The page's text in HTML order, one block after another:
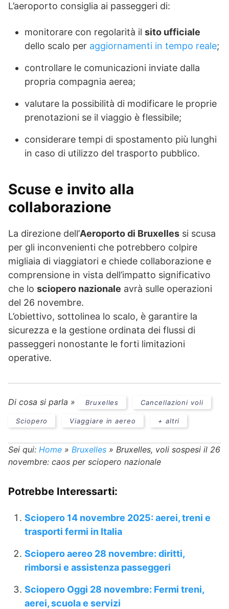
L’aeroporto consiglia ai passeggeri di:
monitorare con regolarità il sito ufficiale
dello scalo per aggiornamenti in tempo reale;
controllare le comunicazioni inviate dalla
propria compagnia aerea;
valutare la possibilità di modificare le proprie
prenotazioni se il viaggio è flessibile;
considerare tempi di spostamento più lunghi
in caso di utilizzo del trasporto pubblico.
Scuse e invito alla
collaborazione
La direzione dell’Aeroporto di Bruxelles si scusa
per gli inconvenienti che potrebbero colpire
migliaia di viaggiatori e chiede collaborazione e
comprensione in vista dell’impatto significativo
che lo sciopero nazionale avrà sulle operazioni
del 26 novembre.
L’obiettivo, sottolinea lo scalo, è garantire la
sicurezza e la gestione ordinata dei flussi di
passeggeri nonostante le forti limitazioni
operative.
Di cosa si parla » Bruxelles Cancellazioni voli
Sciopero Viaggiare in aereo + altri
Sei qui: Home » Bruxelles » Bruxelles, voli sospesi il 26
novembre: caos per sciopero nazionale
Potrebbe Interessarti:
Sciopero 14 novembre 2025: aerei, treni e
trasporti fermi in Italia
Sciopero aereo 28 novembre: diritti,
rimborsi e assistenza passeggeri
Sciopero Oggi 28 novembre: Fermi treni,
aerei, scuola e servizi